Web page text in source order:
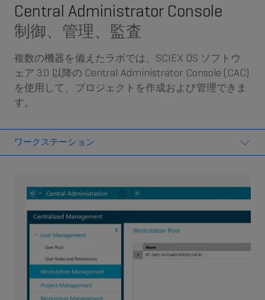
Central Administrator Console
制御、管理、監査
複数の機器を備えたラボでは、SCIEX OS ソフトウ
ェア 3.0 以降の Central Administrator Console (CAC)
を使用して、プロジェクトを作成および管理できま
す。
ワークステーション